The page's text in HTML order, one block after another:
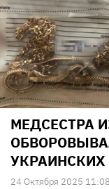
МЕДСЕСТРА
УКРАИНСКИХ
24 Октября 2025 11:08